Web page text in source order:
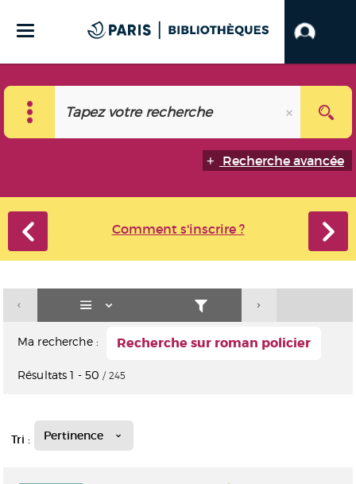
Recherche avancée
Comment s'inscrire ?
Ma recherche : Recherche sur roman policier
Résultats1 - 50 / 245
Tri : Pertinence